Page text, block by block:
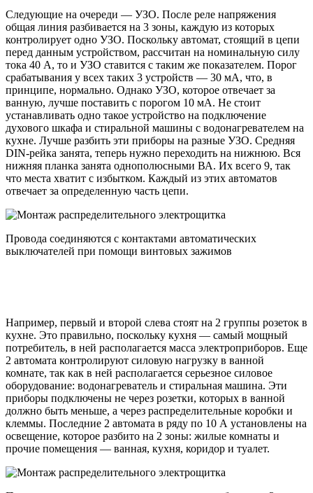
Следующие на очереди — УЗО. После реле напряжения
общая линия разбивается на 3 зоны, каждую из которых
контролирует одно УЗО. Поскольку автомат, стоящий в цепи
перед данным устройством, рассчитан на номинальную силу
тока 40 А, то и УЗО ставится с таким же показателем. Порог
срабатывания у всех таких 3 устройств — 30 мА, что, в
принципе, нормально. Однако УЗО, которое отвечает за
ванную, лучше поставить с порогом 10 мА. Не стоит
устанавливать одно такое устройство на подключение
духового шкафа и стиральной машины с водонагревателем на
кухне. Лучше разбить эти приборы на разные УЗО. Средняя
DIN-рейка занята, теперь нужно переходить на нижнюю. Вся
нижняя планка занята однополюсными ВА. Их всего 9, так
что места хватит с избытком. Каждый из этих автоматов
отвечает за определенную часть цепи.
Провода соединяются с контактами автоматических
выключателей при помощи винтовых зажимов
Например, первый и второй слева стоят на 2 группы розеток в
кухне. Это правильно, поскольку кухня — самый мощный
потребитель, в ней располагается масса электроприборов. Еще
2 автомата контролируют силовую нагрузку в ванной
комнате, так как в ней располагается серьезное силовое
оборудование: водонагреватель и стиральная машина. Эти
приборы подключены не через розетки, которых в ванной
должно быть меньше, а через распределительные коробки и
клеммы. Последние 2 автомата в ряду по 10 А установлены на
освещение, которое разбито на 2 зоны: жилые комнаты и
прочие помещения — ванная, кухня, коридор и туалет.